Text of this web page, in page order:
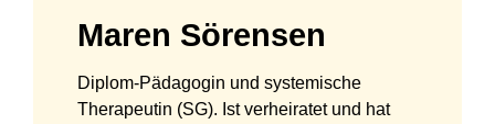
Maren Sörensen
Diplom-Pädagogin und systemische
Therapeutin (SG). Ist verheiratet und hat